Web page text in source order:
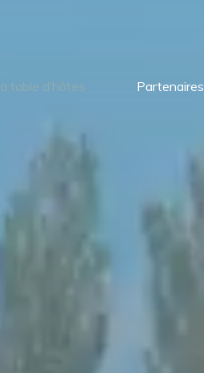
table d’hôtes Partenaires